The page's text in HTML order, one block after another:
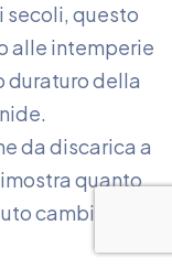
secoli, questo
alle intemperie
duraturo della
da discarica a
quanto
cambiare il